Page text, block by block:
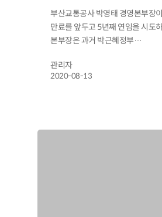
부산교통공사 박영태 경영본부장
만료를 앞두고 5년째 연임을 시도
본부장은 과거 박근혜정부…
관리자
2020-08-13